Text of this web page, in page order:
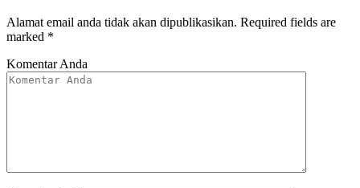
Alamat email anda tidak akan dipublikasikan. Required fields are
marked *
Komentar Anda